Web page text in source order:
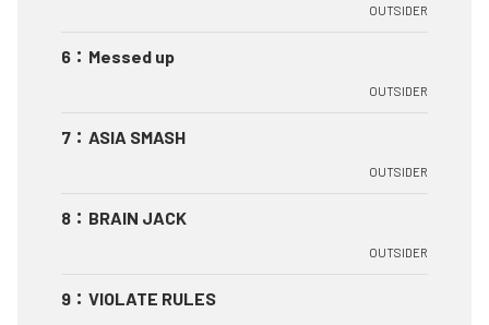
OUTSIDER
6 ： Messed up
OUTSIDER
7 ： ASIA SMASH
OUTSIDER
8 ： BRAIN JACK
OUTSIDER
9 ： VIOLATE RULES